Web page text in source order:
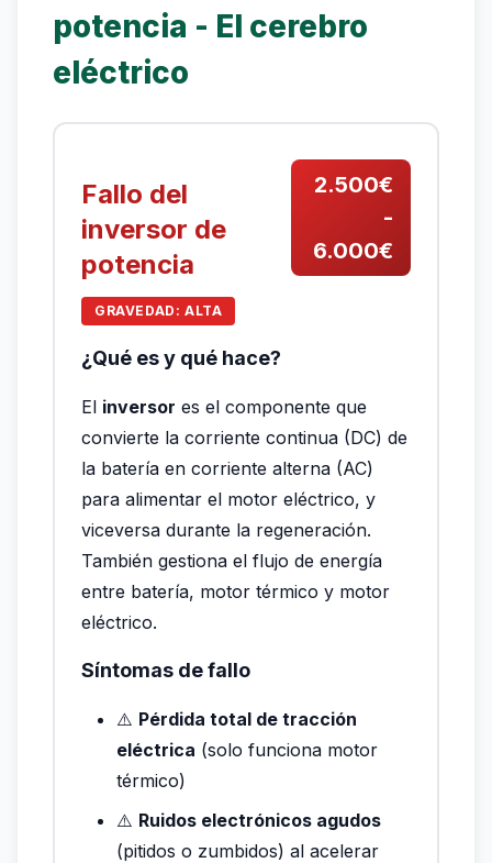
potencia - El cerebro
eléctrico
Fallo del
inversor de
potencia
GRAVEDAD: ALTA
2.500€
-
6.000€
¿Qué es y qué hace?
El inversor es el componente que
convierte la corriente continua (DC) de
la batería en corriente alterna (AC)
para alimentar el motor eléctrico, y
viceversa durante la regeneración.
También gestiona el flujo de energía
entre batería, motor térmico y motor
eléctrico.
Síntomas de fallo
⚠️ Pérdida total de tracción
eléctrica (solo funciona motor
térmico)
⚠️ Ruidos electrónicos agudos
(pitidos o zumbidos) al acelerar